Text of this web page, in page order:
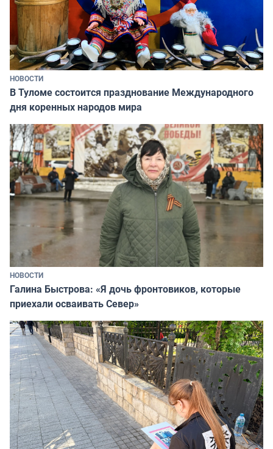
НОВОСТИ
В Туломе состоится празднование Международного
дня коренных народов мира
НОВОСТИ
Галина Быстрова: «Я дочь фронтовиков, которые
приехали осваивать Север»